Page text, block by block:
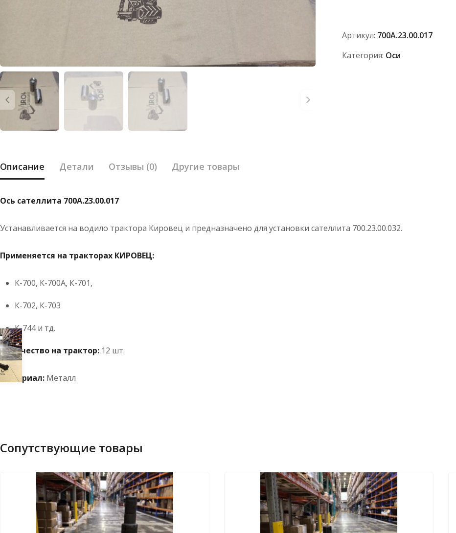
Артикул: 700А.23.00.017
Категория: Оси
Описание Детали Отзывы (0) Другие товары
Ось сателлита 700А.23.00.017
Устанавливается на водило трактора Кировец и предназначено для установки сателлита 700.23.00.032.
Применяется на тракторах КИРОВЕЦ:
К-700, К-700А, К-701,
К-702, К-703
К-744 и тд.
Количество на трактор: 12 шт.
Материал: Металл
Сопутствующие товары